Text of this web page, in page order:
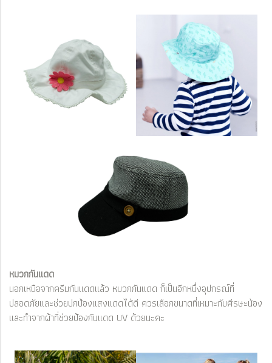
หมวกกันแดด
นอกเหนือจากครีมกันแดดแล้ว หมวกกันแดด ก็เป็นอีกหนึ่งอุปกรณ์ที่
ปลอดภัยและช่วยปกป้องแสงแดดได้ดี ควรเลือกขนาดที่เหมาะกับศีรษะน้อง
และทำจากผ้าที่ช่วยป้องกันแดด UV ด้วยนะคะ